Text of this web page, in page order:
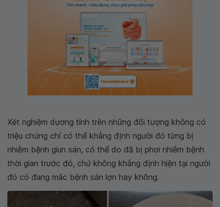
Xét nghiệm dương tính trên những đối tượng không có
triệu chứng chỉ có thể khẳng định người đó từng bị
nhiễm bệnh giun sán, có thể do đã bị phơi nhiễm bệnh
thời gian trước đó, chứ không khẳng định hiện tại người
đó có đang mắc bệnh sán lợn hay không.